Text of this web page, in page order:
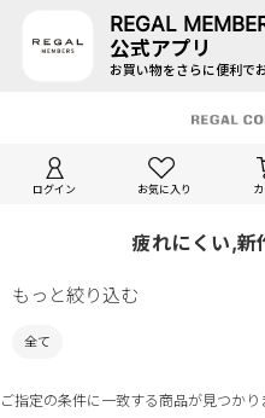
REGAL
公式アプリ
お買い物をさらに便利で
ログイン お気に入り
疲れにくい,
もっと絞り込む
全て
ご指定の条件に一致する商品が見つかり